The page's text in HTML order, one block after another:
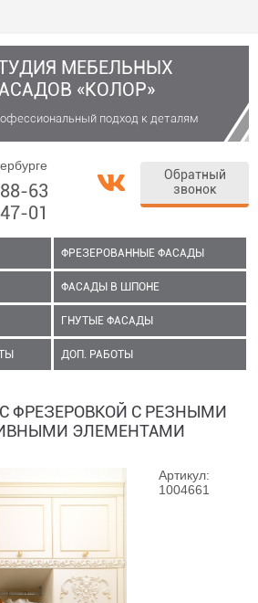
МЕБЕЛЬНЫХ
«КОЛОР»
подход к деталям
63
01
Обратный
звонок
ФРЕЗЕРОВАННЫЕ ФАСАДЫ
ФАСАДЫ В ШПОНЕ
ГНУТЫЕ ФАСАДЫ
ДОП. РАБОТЫ
ФРЕЗЕРОВКОЙ С РЕЗНЫМИ
ЭЛЕМЕНТАМИ
Артикул:
1004661